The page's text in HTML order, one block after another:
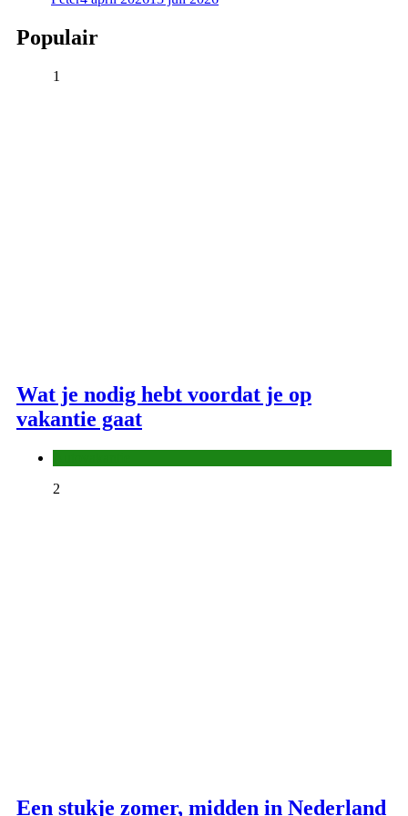
Populair
1
Wat je nodig hebt voordat je op
vakantie gaat
2
Een stukje zomer, midden in Nederland